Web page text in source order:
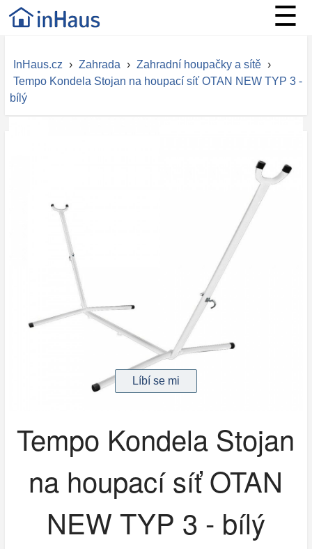
☰
InHaus.cz › Zahrada › Zahradní houpačky a sítě ›
Tempo Kondela Stojan na houpací síť OTAN NEW TYP 3 -
bílý
Tempo Kondela Stojan
na houpací síť OTAN
NEW TYP 3 - bílý